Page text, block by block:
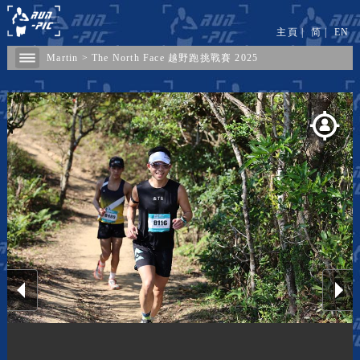
Martin > The North Face 越野跑挑戰賽 2025
主頁 | 简| EN